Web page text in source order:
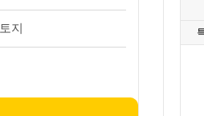
토지